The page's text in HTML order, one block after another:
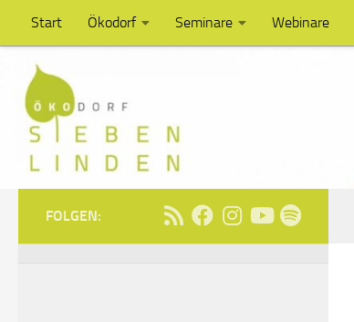
Unter dem Inhalt
Start Ökodorf Seminare Webinare
FOLGEN: